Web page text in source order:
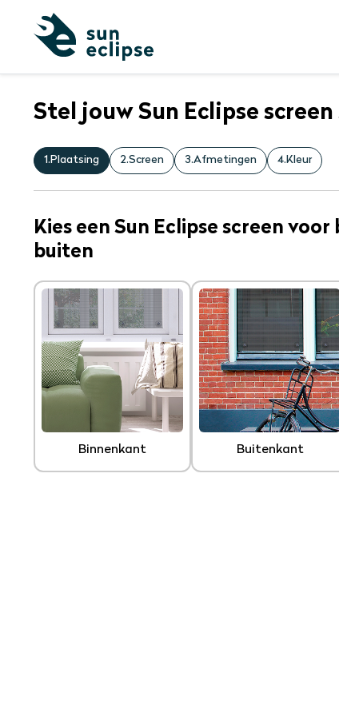
Stel jouw Sun Eclipse screen
1.Plaatsing 2.Screen 3.Afmetingen 4.Kleur
Kies een Sun Eclipse screen voor
buiten
Binnenkant Buitenkant